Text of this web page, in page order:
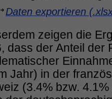
Daten exportieren
zeigen die
dass der Anteil der
Jahr) in der
(3.4% bzw.